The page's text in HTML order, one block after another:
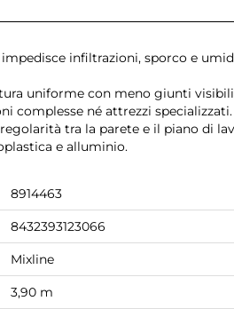
infiltrazioni, sporco e
uniforme con meno giunti
complesse né attrezzi specializzati.
tra la parete e il piano di
e alluminio.
8914463
8432393123066
Mixline
3,90 m